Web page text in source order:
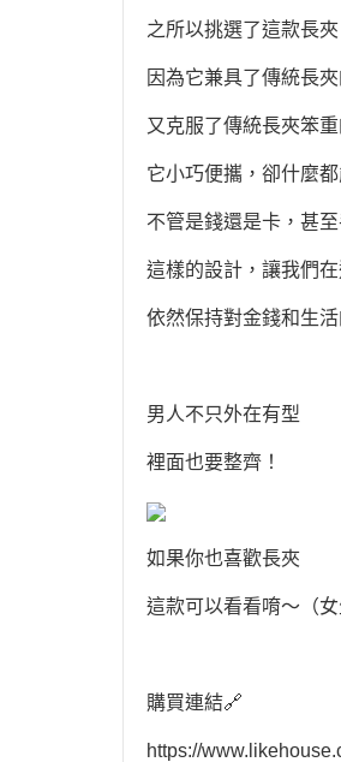
之所以挑選了這款長夾
因為它兼具了傳統長
又克服了傳統長夾笨重
它小巧便攜，卻什麼都
不管是錢還是卡，甚至
這樣的設計，讓我們
依然保持對金錢和生活
男人不只外在有型
裡面也要整齊！
如果你也喜歡長夾
這款可以看看唷～（
購買連結🔗
https://